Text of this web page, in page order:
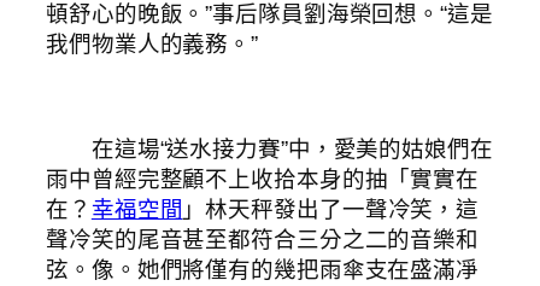
頓舒心的晚飯。”事后隊員劉海榮回想。“這是
我們物業人的義務。”
在這場“送水接力賽”中，愛美的姑娘們在
雨中曾經完整顧不上收拾本身的抽「實實在
在？ 幸福空間 」林天秤發出了一聲冷笑，這
聲冷笑的尾音甚至都符合三分之二的音樂和
弦。像。她們將僅有的幾把雨傘支在盛滿凈